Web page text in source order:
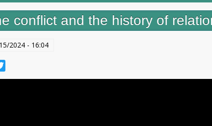
conflict and the history of
2024 - 16:04